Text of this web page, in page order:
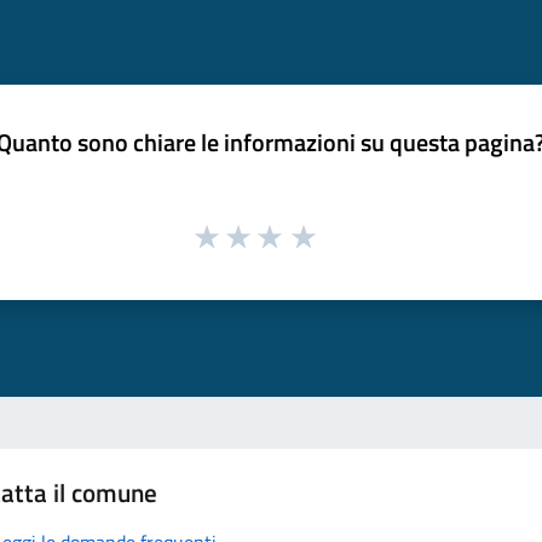
sono chiare le informazioni su questa
il comune